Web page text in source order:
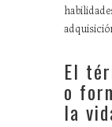
El
o
la